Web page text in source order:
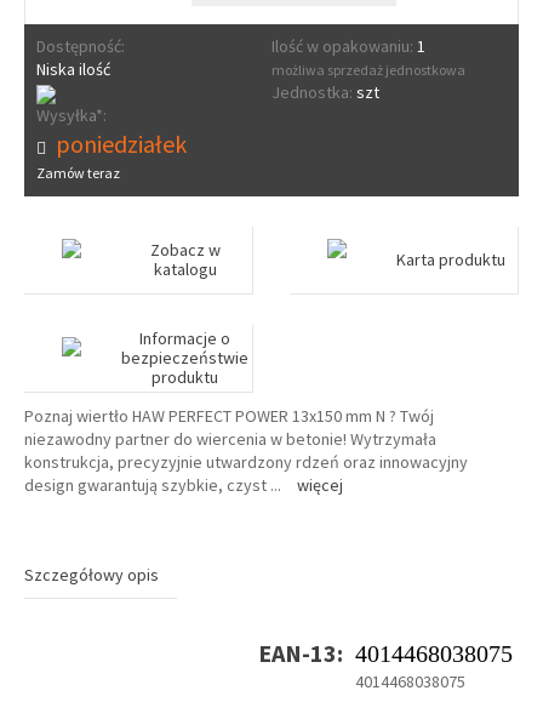
Dostępność:
Niska ilość
Ilość w opakowaniu: 1
możliwa sprzedaż jednostkowa
Jednostka: szt
Wysyłka*:
poniedziałek
Zamów teraz
Zobacz w
katalogu
Karta produktu
Informacje o
bezpieczeństwie
produktu
Poznaj wiertło HAW PERFECT POWER 13x150 mm N ? Twój
niezawodny partner do wiercenia w betonie! Wytrzymała
konstrukcja, precyzyjnie utwardzony rdzeń oraz innowacyjny
design gwarantują szybkie, czyst ... więcej
Szczegółowy opis
EAN-13: 4014468038075
4014468038075